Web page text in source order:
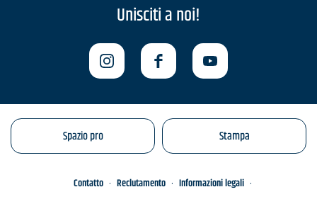
Unisciti a noi!
Spazio pro Stampa
Contatto Reclutamento
Informazioni legali